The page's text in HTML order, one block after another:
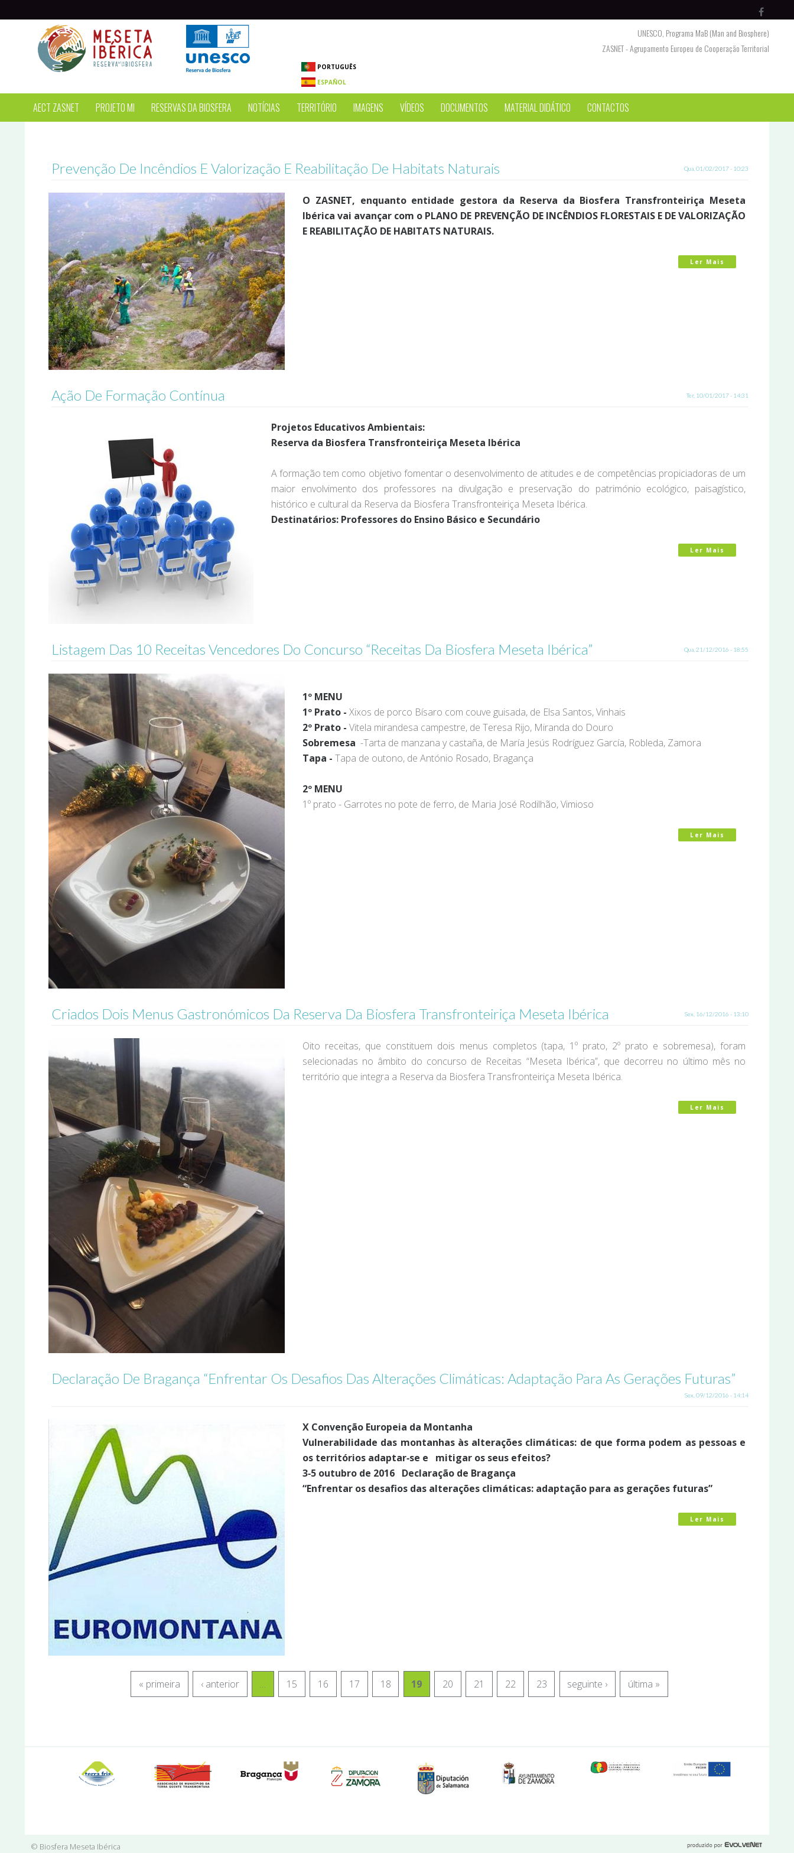
PORTUGUÊS
ESPAÑOL
UNESCO, Programa MaB (Man and Biosphere)
ZASNET - Agrupamento Europeu de Cooperação Territorial
AECT ZASNET PROJETO MI RESERVAS DA BIOSFERA NOTÍCIAS TERRITÓRIO IMAGENS VÍDEOS DOCUMENTOS MATERIAL DIDÁTICO CONTACTOS
Prevenção De Incêndios E Valorização E Reabilitação De Habitats Naturais Qua, 01/02/2017 - 10:23
O ZASNET, enquanto entidade gestora da Reserva da Biosfera Transfronteiriça Meseta
Ibérica vai avançar com o PLANO DE PREVENÇÃO DE INCÊNDIOS FLORESTAIS E DE VALORIZAÇÃO
E REABILITAÇÃO DE HABITATS NATURAIS.
Ler Mais
Ação De Formação Contínua Ter, 10/01/2017 - 14:31
Projetos Educativos Ambientais:
Reserva da Biosfera Transfronteiriça Meseta Ibérica
A formação tem como objetivo fomentar o desenvolvimento de atitudes e de competências propiciadoras de um
maior envolvimento dos professores na divulgação e preservação do património ecológico, paisagístico,
histórico e cultural da Reserva da Biosfera Transfronteiriça Meseta Ibérica.
Destinatários: Professores do Ensino Básico e Secundário
Ler Mais
Listagem Das 10 Receitas Vencedores Do Concurso “Receitas Da Biosfera Meseta Ibérica” Qua, 21/12/2016 - 18:55
1º MENU
1º Prato - Xixos de porco Bísaro com couve guisada, de Elsa Santos, Vinhais
2º Prato - Vitela mirandesa campestre, de Teresa Rijo, Miranda do Douro
Sobremesa -Tarta de manzana y castaña, de María Jesús Rodríguez García, Robleda, Zamora
Tapa - Tapa de outono, de António Rosado, Bragança
2º MENU
1º prato - Garrotes no pote de ferro, de Maria José Rodilhão, Vimioso
Ler Mais
Criados Dois Menus Gastronómicos Da Reserva Da Biosfera Transfronteiriça Meseta Ibérica Sex, 16/12/2016 - 13:10
Oito receitas, que constituem dois menus completos (tapa, 1º prato, 2º prato e sobremesa), foram
selecionadas no âmbito do concurso de Receitas “Meseta Ibérica”, que decorreu no último mês no
território que integra a Reserva da Biosfera Transfronteiriça Meseta Ibérica.
Ler Mais
Declaração De Bragança “Enfrentar Os Desafios Das Alterações Climáticas: Adaptação Para As Gerações Futuras”
Sex, 09/12/2016 - 14:14
X Convenção Europeia da Montanha
Vulnerabilidade das montanhas às alterações climáticas: de que forma podem as pessoas e
os territórios adaptar‐se e mitigar os seus efeitos?
3‐5 outubro de 2016 Declaração de Bragança
“Enfrentar os desafios das alterações climáticas: adaptação para as gerações futuras”
Ler Mais
« primeira ‹ anterior … 15 16 17 18 19 20 21 22 23 seguinte › última »
© Biosfera Meseta Ibérica